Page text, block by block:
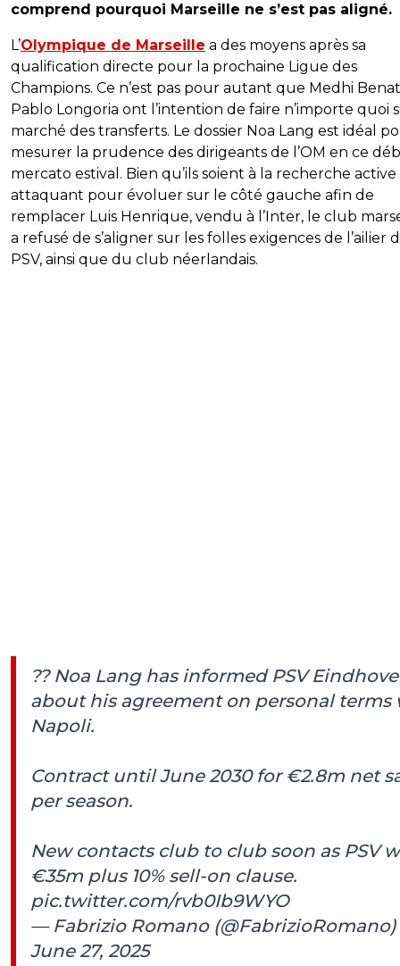
comprend pourquoi Marseille ne s’est pas aligné.
L’Olympique de Marseille a des moyens après sa
qualification directe pour la prochaine Ligue des
Champions. Ce n’est pas pour autant que Medhi
Pablo Longoria ont l’intention de faire n’importe quoi
marché des transferts. Le dossier Noa Lang est idéal
mesurer la prudence des dirigeants de l’OM en ce
mercato estival. Bien qu’ils soient à la recherche active
attaquant pour évoluer sur le côté gauche afin de
remplacer Luis Henrique, vendu à l’Inter, le club
a refusé de s’aligner sur les folles exigences de l’ailier
PSV, ainsi que du club néerlandais.
?? Noa Lang has informed PSV
about his agreement on personal terms
Napoli.
Contract until June 2030 for €2.8m net
per season.
New contacts club to club soon as PSV
€35m plus 10% sell-on clause.
pic.twitter.com/rvb0Ib9WYO
— Fabrizio Romano (@FabrizioRomano)
June 27, 2025